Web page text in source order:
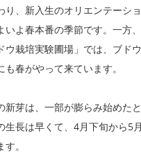
、新入生のオリエンテーシ
いよ春本番の季節です。一方
ウ栽培実験圃場」では、ブド
も春がやって来ています。
芽は、一部が膨らみ始めた
生長は早くて、4月下旬から5
。